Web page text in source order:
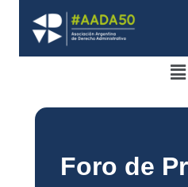
Foro de